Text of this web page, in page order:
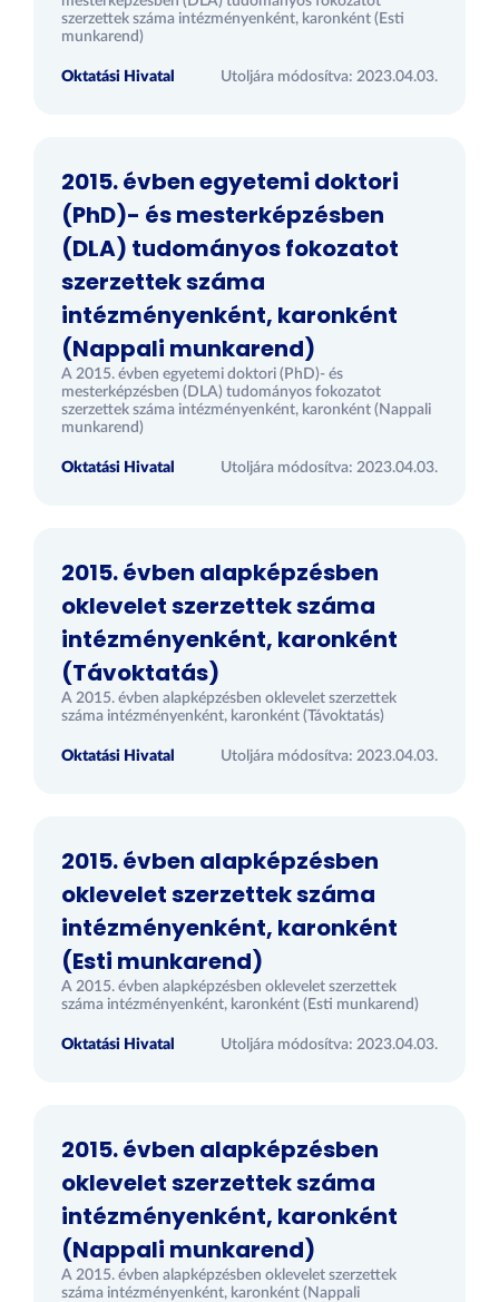
szerzettek száma intézményenként, karonként (Esti
munkarend)
Oktatási Hivatal Utoljára módosítva: 2023.04.03.
2015. évben egyetemi doktori
(PhD)- és mesterképzésben
(DLA) tudományos fokozatot
szerzettek száma
intézményenként, karonként
(Nappali munkarend)
A 2015. évben egyetemi doktori (PhD)- és
mesterképzésben (DLA) tudományos fokozatot
szerzettek száma intézményenként, karonként (Nappali
munkarend)
Oktatási Hivatal Utoljára módosítva: 2023.04.03.
2015. évben alapképzésben
oklevelet szerzettek száma
intézményenként, karonként
(Távoktatás)
A 2015. évben alapképzésben oklevelet szerzettek
száma intézményenként, karonként (Távoktatás)
Oktatási Hivatal Utoljára módosítva: 2023.04.03.
2015. évben alapképzésben
oklevelet szerzettek száma
intézményenként, karonként
(Esti munkarend)
A 2015. évben alapképzésben oklevelet szerzettek
száma intézményenként, karonként (Esti munkarend)
Oktatási Hivatal Utoljára módosítva: 2023.04.03.
2015. évben alapképzésben
oklevelet szerzettek száma
intézményenként, karonként
(Nappali munkarend)
A 2015. évben alapképzésben oklevelet szerzettek
száma intézményenként, karonként (Nappali